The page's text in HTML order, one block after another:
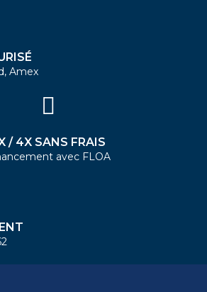
Amex
/ 4X SANS FRAIS
avec FLOA